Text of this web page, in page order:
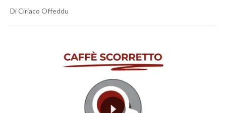
Di Ciriaco Offeddu